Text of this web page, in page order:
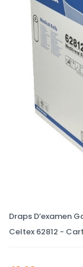
Draps D’examen
Celtex 62812 -